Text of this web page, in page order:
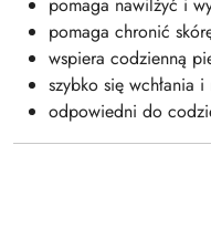
pomaga nawilżyć i
pomaga chronić
wspiera codzienną
szybko się wchłania
odpowiedni do